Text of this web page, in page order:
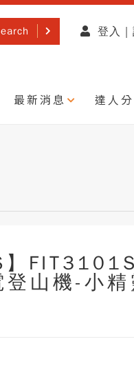
登入 |
最新消息 達人
】
山機-小精